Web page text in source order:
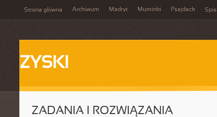
Strona główna Archiwum Madryt Muminki Psajdack Spis
ZYSKI
ZADANIA I ROZWIĄZANIA